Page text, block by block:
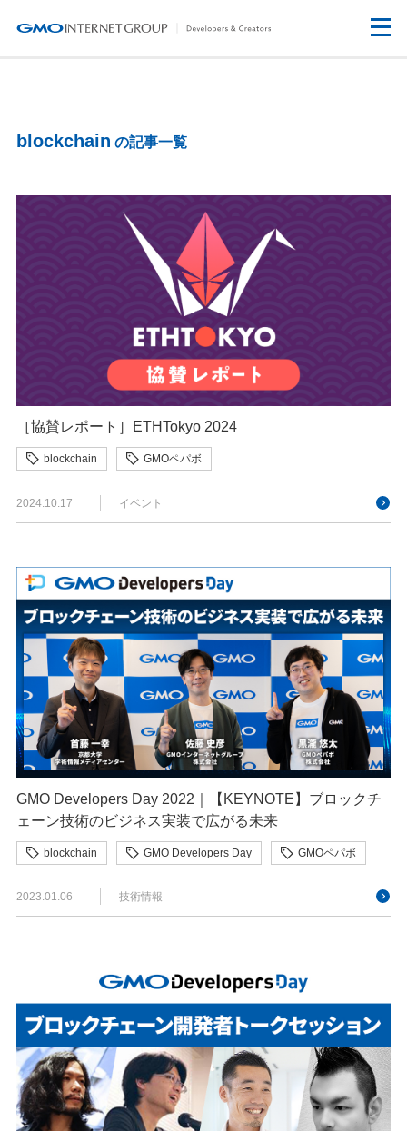
blockchain の記事一覧
［協賛レポート］ETHTokyo 2024
blockchain GMOペパボ
2024.10.17 イベント
GMO Developers Day 2022｜【KEYNOTE】ブロックチ
ェーン技術のビジネス実装で広がる未来
blockchain GMO Developers Day
GMOペパボ
2023.01.06
技術情報